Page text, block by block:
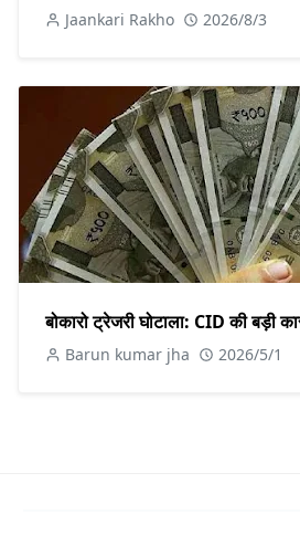
Jaankari Rakho 2026/8/3
बोकारो ट्रेजरी घोटाला: CID की बड़ी
Barun kumar jha 2026/5/1